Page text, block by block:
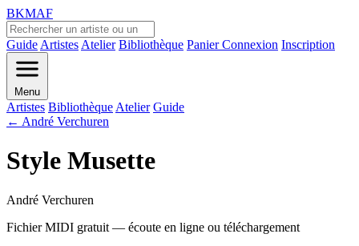
BKMAF
Guide Artistes Atelier Bibliothèque PanierConnexion Inscription
Menu
Artistes Bibliothèque Atelier Guide
← André Verchuren
Style Musette
André Verchuren
Fichier MIDI gratuit — écoute en ligne ou téléchargement